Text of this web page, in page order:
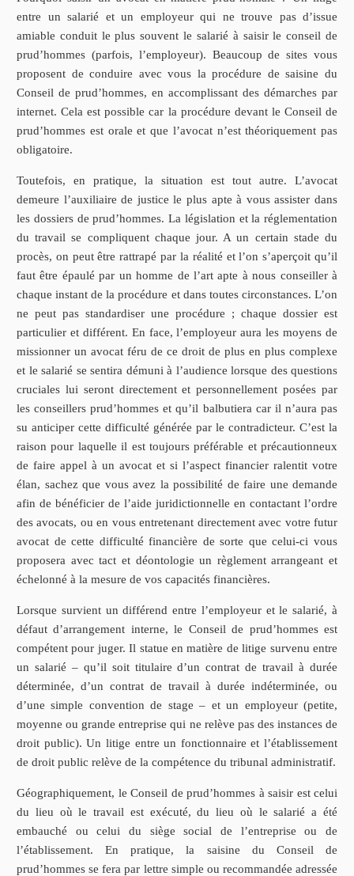
entre un salarié et un employeur qui ne trouve pas d’issue
amiable conduit le plus souvent le salarié à saisir le conseil de
prud’hommes (parfois, l’employeur). Beaucoup de sites vous
proposent de conduire avec vous la procédure de saisine du
Conseil de prud’hommes, en accomplissant des démarches par
internet. Cela est possible car la procédure devant le Conseil de
prud’hommes est orale et que l’avocat n’est théoriquement pas
obligatoire.
Toutefois, en pratique, la situation est tout autre. L’avocat
demeure l’auxiliaire de justice le plus apte à vous assister dans
les dossiers de prud’hommes. La législation et la réglementation
du travail se compliquent chaque jour. A un certain stade du
procès, on peut être rattrapé par la réalité et l’on s’aperçoit qu’il
faut être épaulé par un homme de l’art apte à nous conseiller à
chaque instant de la procédure et dans toutes circonstances. L’on
ne peut pas standardiser une procédure ; chaque dossier est
particulier et différent. En face, l’employeur aura les moyens de
missionner un avocat féru de ce droit de plus en plus complexe
et le salarié se sentira démuni à l’audience lorsque des questions
cruciales lui seront directement et personnellement posées par
les conseillers prud’hommes et qu’il balbutiera car il n’aura pas
su anticiper cette difficulté générée par le contradicteur. C’est la
raison pour laquelle il est toujours préférable et précautionneux
de faire appel à un avocat et si l’aspect financier ralentit votre
élan, sachez que vous avez la possibilité de faire une demande
afin de bénéficier de l’aide juridictionnelle en contactant l’ordre
des avocats, ou en vous entretenant directement avec votre futur
avocat de cette difficulté financière de sorte que celui-ci vous
proposera avec tact et déontologie un règlement arrangeant et
échelonné à la mesure de vos capacités financières.
Lorsque survient un différend entre l’employeur et le salarié, à
défaut d’arrangement interne, le Conseil de prud’hommes est
compétent pour juger. Il statue en matière de litige survenu entre
un salarié – qu’il soit titulaire d’un contrat de travail à durée
déterminée, d’un contrat de travail à durée indéterminée, ou
d’une simple convention de stage – et un employeur (petite,
moyenne ou grande entreprise qui ne relève pas des instances de
droit public). Un litige entre un fonctionnaire et l’établissement
de droit public relève de la compétence du tribunal administratif.
Géographiquement, le Conseil de prud’hommes à saisir est celui
du lieu où le travail est exécuté, du lieu où le salarié a été
embauché ou celui du siège social de l’entreprise ou de
l’établissement. En pratique, la saisine du Conseil de
prud’hommes se fera par lettre simple ou recommandée adressée